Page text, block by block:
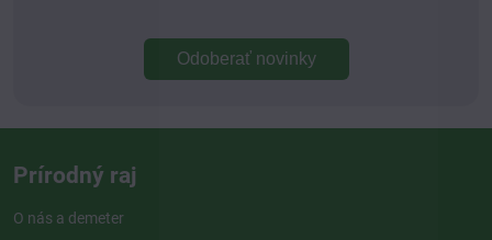
Odoberať novinky
Prírodný raj
O nás a demeter